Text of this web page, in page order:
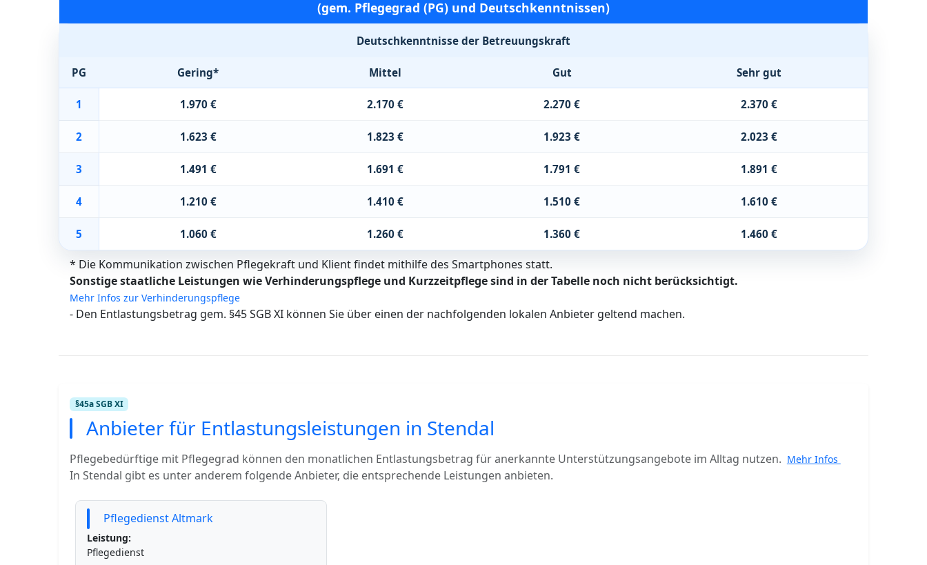
(gem. Pflegegrad (PG) und Deutschkenntnissen)
Deutschkenntnisse der Betreuungskraft
PG Gering* Mittel Gut Sehr gut
1 1.970 € 2.170 € 2.270 € 2.370 €
2 1.623 € 1.823 € 1.923 € 2.023 €
3 1.491 € 1.691 € 1.791 € 1.891 €
4 1.210 € 1.410 € 1.510 € 1.610 €
5 1.060 € 1.260 € 1.360 € 1.460 €
* Die Kommunikation zwischen Pflegekraft und Klient findet mithilfe des Smartphones statt.
Sonstige staatliche Leistungen wie Verhinderungspflege und Kurzzeitpflege sind in der Tabelle noch nicht berücksichtigt.
Mehr Infos zur Verhinderungspflege
- Den Entlastungsbetrag gem. §45 SGB XI können Sie über einen der nachfolgenden lokalen Anbieter geltend machen.
§45a SGB XI
Anbieter für Entlastungsleistungen in Stendal
Pflegebedürftige mit Pflegegrad können den monatlichen Entlastungsbetrag für anerkannte Unterstützungsangebote im Alltag nutzen. Mehr Infos
In Stendal gibt es unter anderem folgende Anbieter, die entsprechende Leistungen anbieten.
Pflegedienst Altmark
Leistung:
Pflegedienst